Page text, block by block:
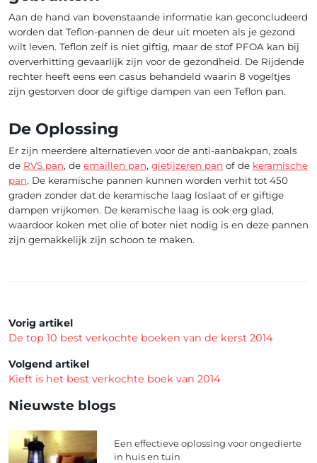
Aan de hand van bovenstaande informatie kan geconcludeerd
worden dat Teflon-pannen de deur uit moeten als je gezond
wilt leven. Teflon zelf is niet giftig, maar de stof PFOA kan bij
oververhitting gevaarlijk zijn voor de gezondheid. De Rijdende
rechter heeft eens een casus behandeld waarin 8 vogeltjes
zijn gestorven door de giftige dampen van een Teflon pan.
De Oplossing
Er zijn meerdere alternatieven voor de anti-aanbakpan, zoals
de RVS pan, de emaillen pan, gietijzeren pan of de keramische
pan. De keramische pannen kunnen worden verhit tot 450
graden zonder dat de keramische laag loslaat of er giftige
dampen vrijkomen. De keramische laag is ook erg glad,
waardoor koken met olie of boter niet nodig is en deze pannen
zijn gemakkelijk zijn schoon te maken.
Vorig artikel
De top 10 best verkochte boeken van de kerst 2014
Volgend artikel
Kieft is het best verkochte boek van 2014
Nieuwste blogs
Een effectieve oplossing voor ongedierte
in huis en tuin